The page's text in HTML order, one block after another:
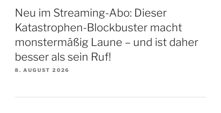
Neu im Streaming-Abo: Dieser
Katastrophen-Blockbuster macht
monstermäßig Laune – und ist daher
besser als sein Ruf!
8. AUGUST 2026